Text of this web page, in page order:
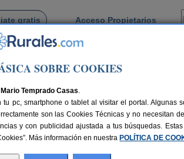
gratis Acceso Propietarios
SOBRE COOKIES
Mario Temprado Casas.
pc, smartphone o tablet al visitar el portal. Algunas
son las Cookies Técnicas y no necesitan
y con publicidad ajustada a tus búsquedas.
Más información en nuestra POLÍTICA DE